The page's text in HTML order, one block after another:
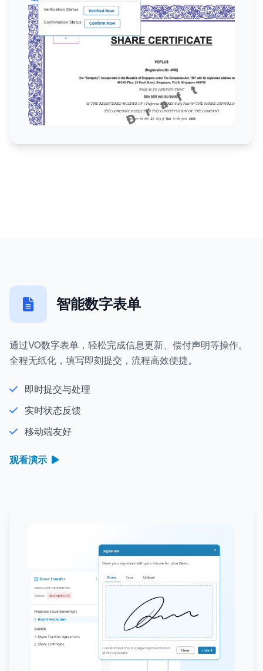
智能数字表单
通过VO数字表单，轻松完成信息更新、偿付声明等操作。
全程无纸化，填写即刻提交，流程高效便捷。
即时提交与处理
实时状态反馈
移动端友好
观看演示